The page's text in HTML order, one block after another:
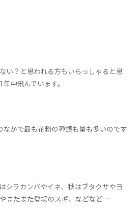
い？と思われる方もいらっしゃると思
中飛んでいます。
なかで最も花粉の種類も量も多いのです
シラカンバやイネ、秋はブタクサやヨ
またまた登場のスギ、などなど…